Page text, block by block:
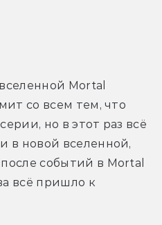
Mortal
со всем тем, что
но в этот раз всё
в новой вселенной,
событий в Mortal
всё пришло к